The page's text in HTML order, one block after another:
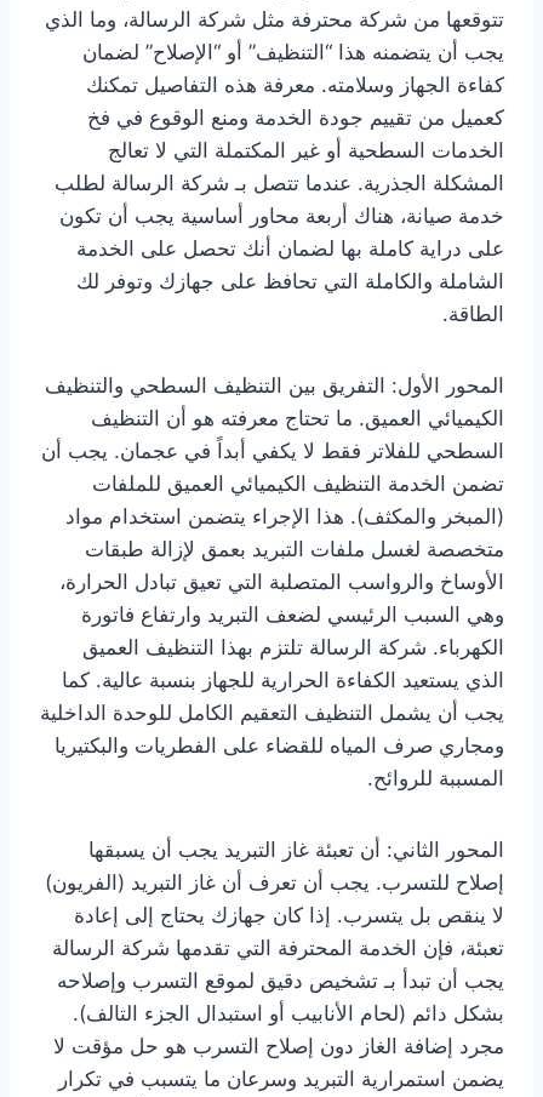
تتوقعها من شركة محترفة مثل شركة الرسالة، وما الذي
يجب أن يتضمنه هذا “التنظيف” أو “الإصلاح” لضمان
كفاءة الجهاز وسلامته. معرفة هذه التفاصيل تمكنك
كعميل من تقييم جودة الخدمة ومنع الوقوع في فخ
الخدمات السطحية أو غير المكتملة التي لا تعالج
المشكلة الجذرية. عندما تتصل بـ شركة الرسالة لطلب
خدمة صيانة، هناك أربعة محاور أساسية يجب أن تكون
على دراية كاملة بها لضمان أنك تحصل على الخدمة
الشاملة والكاملة التي تحافظ على جهازك وتوفر لك
الطاقة.
المحور الأول: التفريق بين التنظيف السطحي والتنظيف
الكيميائي العميق. ما تحتاج معرفته هو أن التنظيف
السطحي للفلاتر فقط لا يكفي أبداً في عجمان. يجب أن
تضمن الخدمة التنظيف الكيميائي العميق للملفات
(المبخر والمكثف). هذا الإجراء يتضمن استخدام مواد
متخصصة لغسل ملفات التبريد بعمق لإزالة طبقات
الأوساخ والرواسب المتصلبة التي تعيق تبادل الحرارة،
وهي السبب الرئيسي لضعف التبريد وارتفاع فاتورة
الكهرباء. شركة الرسالة تلتزم بهذا التنظيف العميق
الذي يستعيد الكفاءة الحرارية للجهاز بنسبة عالية. كما
يجب أن يشمل التنظيف التعقيم الكامل للوحدة الداخلية
ومجاري صرف المياه للقضاء على الفطريات والبكتيريا
المسببة للروائح.
المحور الثاني: أن تعبئة غاز التبريد يجب أن يسبقها
إصلاح للتسرب. يجب أن تعرف أن غاز التبريد (الفريون)
لا ينقص بل يتسرب. إذا كان جهازك يحتاج إلى إعادة
تعبئة، فإن الخدمة المحترفة التي تقدمها شركة الرسالة
يجب أن تبدأ بـ تشخيص دقيق لموقع التسرب وإصلاحه
بشكل دائم (لحام الأنابيب أو استبدال الجزء التالف).
مجرد إضافة الغاز دون إصلاح التسرب هو حل مؤقت لا
يضمن استمرارية التبريد وسرعان ما يتسبب في تكرار